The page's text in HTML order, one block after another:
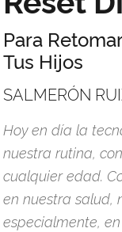
Para
Tus Hijos
SALMERÓN
Hoy en día la
nuestra rutina,
cualquier edad.
en nuestra salud,
especialmente,